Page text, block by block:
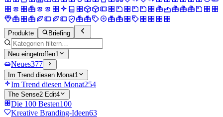
Produkte Briefing
Neu eingetroffen1
Neues377
Im Trend diesen Monat1
Im Trend diesen Monat254
The Sense2 Edit4
Die 100 Besten100
Kreative Branding-Ideen63